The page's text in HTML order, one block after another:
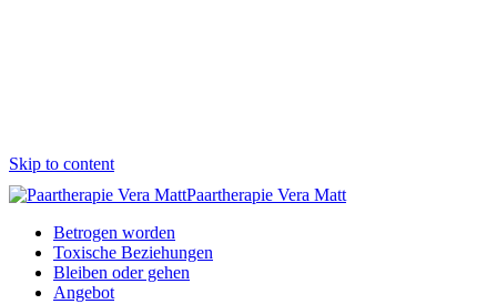
Skip to content
Paartherapie Vera Matt
Betrogen worden
Toxische Beziehungen
Bleiben oder gehen
Angebot